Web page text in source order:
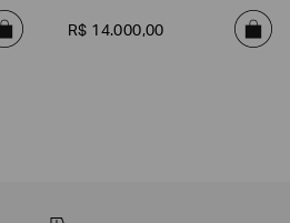
R$ 14.000,00